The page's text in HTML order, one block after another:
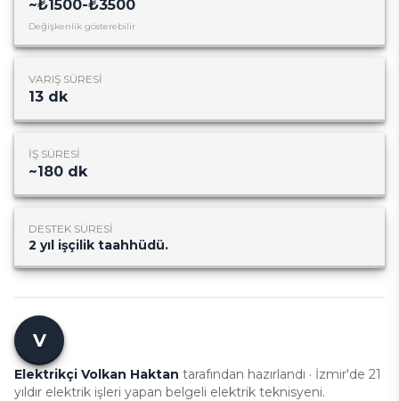
~₺1500-₺3500
Değişkenlik gösterebilir
VARIŞ SÜRESI
13 dk
İŞ SÜRESI
~180 dk
DESTEK SÜRESI
2 yıl işçilik taahhüdü.
V
Elektrikçi Volkan Haktan tarafından hazırlandı · İzmir'de 21
yıldır elektrik işleri yapan belgeli elektrik teknisyeni.